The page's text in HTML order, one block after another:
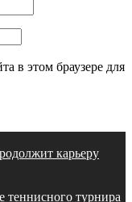
в этом браузере для
карьеру
теннисного турнира